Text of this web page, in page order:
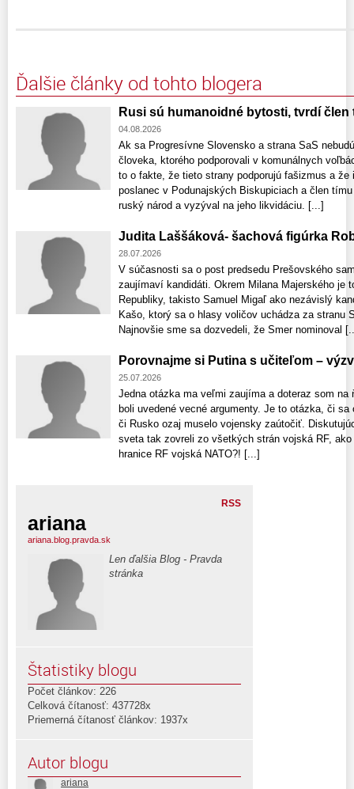
Ďalšie články od tohto blogera
Rusi sú humanoidné bytosti, tvrdí člen
04.08.2026
Ak sa Progresívne Slovensko a strana SaS
človeka, ktorého podporovali v komunálnych
to o fakte, že tieto strany podporujú fašizmus a
poslanec v Podunajských Biskupiciach a člen
ruský národ a vyzýval na jeho likvidáciu. [...]
Judita Laššáková- šachová figúrka
28.07.2026
V súčasnosti sa o post predsedu Prešovského
zaujímaví kandidáti. Okrem Milana Majerského je
Republiky, takisto Samuel Migaľ ako nezávislý
Kašo, ktorý sa o hlasy voličov uchádza za stranu
Najnovšie sme sa dozvedeli, že Smer nominoval
Porovnajme si Putina s učiteľom –
25.07.2026
Jedna otázka ma veľmi zaujíma a doteraz som na
boli uvedené vecné argumenty. Je to otázka, či
či Rusko ozaj muselo vojensky zaútočiť.
sveta tak zovreli zo všetkých strán vojská RF,
hranice RF vojská NATO?! [...]
RSS
ariana
ariana.blog.pravda.sk
Len ďalšia Blog - Pravda
stránka
Štatistiky blogu
Počet článkov: 226
Celková čítanosť: 437728x
Priemerná čítanosť článkov: 1937x
Autor blogu
ariana